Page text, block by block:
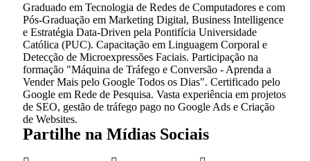
Graduado em Tecnologia de Redes de Computadores e com
Pós-Graduação em Marketing Digital, Business Intelligence
e Estratégia Data-Driven pela Pontifícia Universidade
Católica (PUC). Capacitação em Linguagem Corporal e
Detecção de Microexpressões Faciais. Participação na
formação "Máquina de Tráfego e Conversão - Aprenda a
Vender Mais pelo Google Todos os Dias". Certificado pelo
Google em Rede de Pesquisa. Vasta experiência em projetos
de SEO, gestão de tráfego pago no Google Ads e Criação
de Websites.
Partilhe na Mídias Sociais